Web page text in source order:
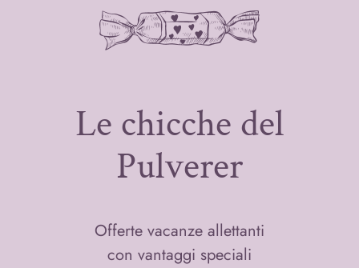
Le chicche del
Pulverer
Offerte vacanze allettanti
con vantaggi speciali